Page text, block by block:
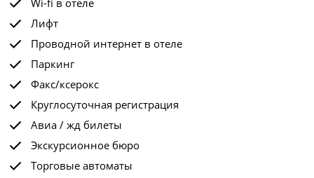
Wi-fi в отеле
Лифт
Проводной интернет в отеле
Паркинг
Факс/ксерокс
Круглосуточная регистрация
Авиа / жд билеты
Экскурсионное бюро
Торговые автоматы